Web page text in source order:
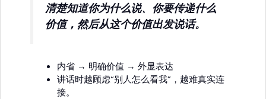
清楚知道你为什么说、你要传递什么
价值，然后从这个价值出发说话。
内省 → 明确价值 → 外显表达
讲话时越顾虑“别人怎么看我”，越难真实连
接。